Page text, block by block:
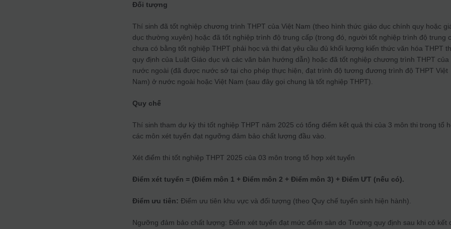
Đối tượng
Thí sinh đã tốt nghiệp chương trình THPT của Việt Nam (theo hình thức giáo dục chính quy hoặc
dục thường xuyên) hoặc đã tốt nghiệp trình độ trung cấp (trong đó, người tốt nghiệp trình độ trung
chưa có bằng tốt nghiệp THPT phải học và thi đạt yêu cầu đủ khối lượng kiến thức văn hóa THPT
quy định của Luật Giáo dục và các văn bản hướng dẫn) hoặc đã tốt nghiệp chương trình THPT của
nước ngoài (đã được nước sở tại cho phép thực hiện, đạt trình độ tương đương trình độ THPT Việt
Nam) ở nước ngoài hoặc Việt Nam (sau đây gọi chung là tốt nghiệp THPT).
Quy chế
Thí sinh tham dự kỳ thi tốt nghiệp THPT năm 2025 có tổng điểm kết quả thi của 3 môn thi trong tổ
các môn xét tuyển đạt ngưỡng đảm bảo chất lượng đầu vào.
Xét điểm thi tốt nghiệp THPT 2025 của 03 môn trong tổ hợp xét tuyển
Điểm xét tuyển = (Điểm môn 1 + Điểm môn 2 + Điểm môn 3) + Điểm ƯT (nếu có).
Điểm ưu tiên: Điểm ưu tiên khu vực và đối tượng (theo Quy chế tuyển sinh hiện hành).
Ngưỡng đảm bảo chất lượng: Điểm xét tuyển đạt mức điểm sàn do Trường quy định sau khi có kết